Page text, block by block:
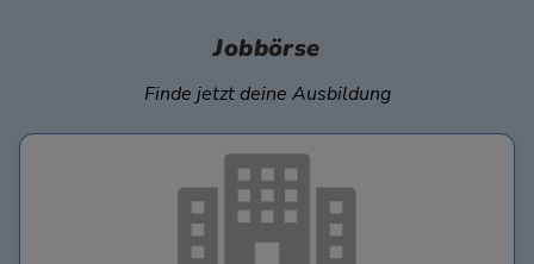
Jobbörse
Finde jetzt deine Ausbildung